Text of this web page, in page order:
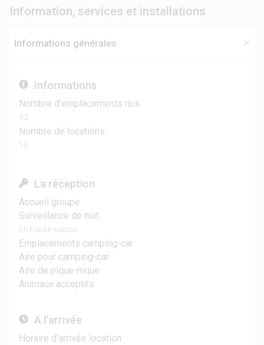
Information, services et installations
Informations générales
Informations
Nombre d'emplacements nus
43
Nombre de locations
16
La réception
Accueil groupe
Surveillance de nuit
En haute saison
Emplacements camping-car
Aire pour camping-car
Aire de pique-nique
Animaux acceptés
A l'arrivée
Horaire d'arrivée location